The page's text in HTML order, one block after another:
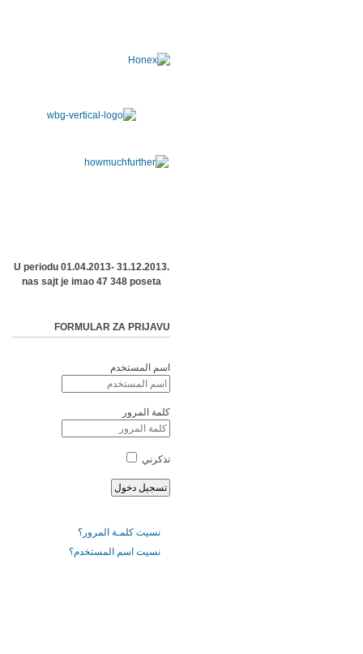
U periodu 01.04.2013- 31.12.2013.
nas sajt je imao 47 348 poseta
FORMULAR ZA PRIJAVU
اسم المستخدم
كلمة المرور
تذكرني
نسيت كلمـة المرور؟
نسيت اسم المستخدم؟